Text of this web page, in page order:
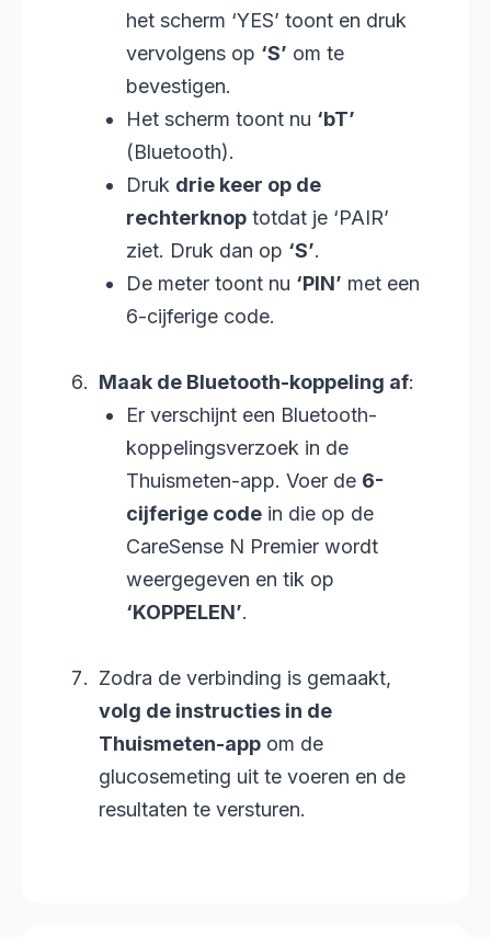
het scherm ‘YES’ toont en druk
vervolgens op ‘S’ om te
bevestigen.
Het scherm toont nu ‘bT’
(Bluetooth).
Druk drie keer op de
rechterknop totdat je ‘PAIR’
ziet. Druk dan op ‘S’.
De meter toont nu ‘PIN’ met een
6-cijferige code.
Maak de Bluetooth-koppeling af:
Er verschijnt een Bluetooth-
koppelingsverzoek in de
Thuismeten-app. Voer de 6-
cijferige code in die op de
CareSense N Premier wordt
weergegeven en tik op
‘KOPPELEN’.
Zodra de verbinding is gemaakt,
volg de instructies in de
Thuismeten-app om de
glucosemeting uit te voeren en de
resultaten te versturen.